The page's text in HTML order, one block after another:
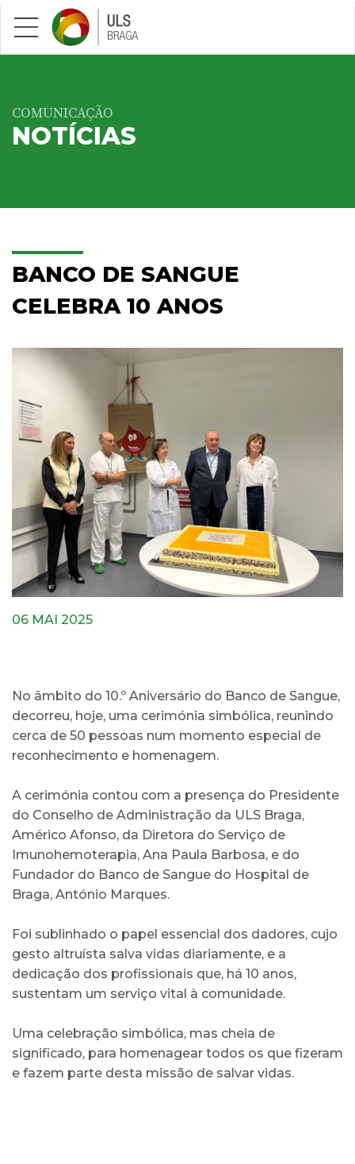
Saltar para conteúdo principal
COMUNICAÇÃO
NOTÍCIAS
BANCO DE SANGUE
CELEBRA 10 ANOS
06 MAI 2025
No âmbito do 10.º Aniversário do Banco de Sangue,
decorreu, hoje, uma cerimónia simbólica, reunindo
cerca de 50 pessoas num momento especial de
reconhecimento e homenagem.
A cerimónia contou com a presença do Presidente
do Conselho de Administração da ULS Braga,
Américo Afonso, da Diretora do Serviço de
Imunohemoterapia, Ana Paula Barbosa, e do
Fundador do Banco de Sangue do Hospital de
Braga, António Marques.
Foi sublinhado o papel essencial dos dadores, cujo
gesto altruísta salva vidas diariamente, e a
dedicação dos profissionais que, há 10 anos,
sustentam um serviço vital à comunidade.
Uma celebração simbólica, mas cheia de
significado, para homenagear todos os que fizeram
e fazem parte desta missão de salvar vidas.